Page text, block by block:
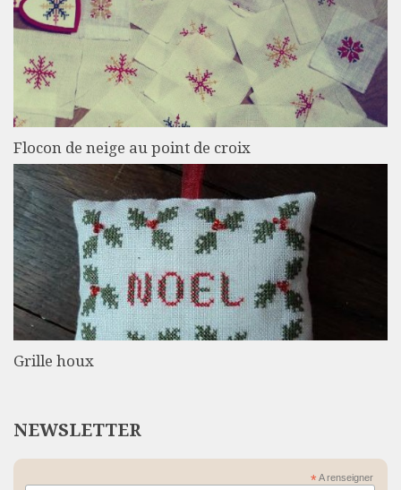
Flocon de neige au point de croix
Grille houx
NEWSLETTER
*A renseigner